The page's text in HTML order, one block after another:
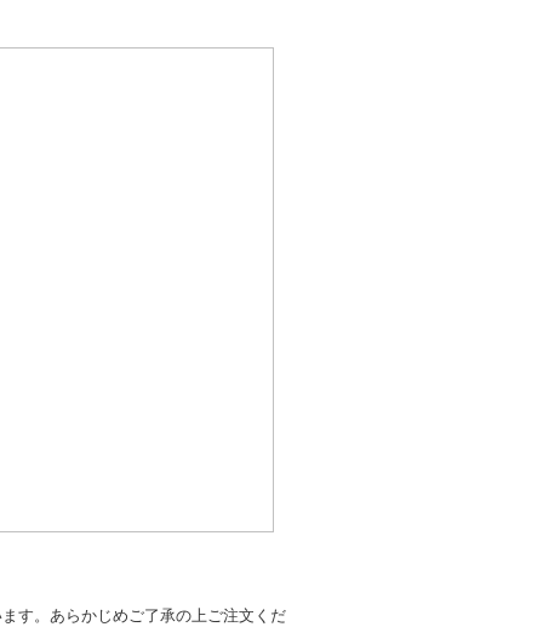
す。あらかじめご了承の上ご注文くだ